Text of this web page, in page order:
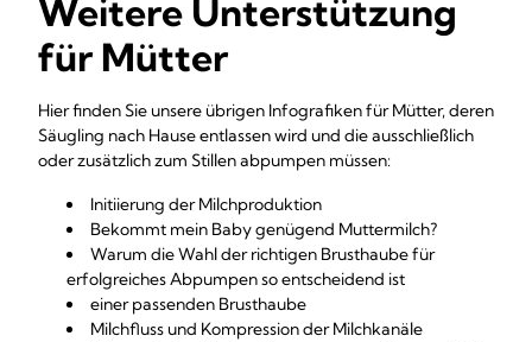
Weitere Unterstützung
für Mütter
Hier finden Sie unsere übrigen Infografiken für Mütter, deren
Säugling nach Hause entlassen wird und die ausschließlich
oder zusätzlich zum Stillen abpumpen müssen:
Initiierung der Milchproduktion
Bekommt mein Baby genügend Muttermilch?
Warum die Wahl der richtigen Brusthaube für
erfolgreiches Abpumpen so entscheidend ist
einer passenden Brusthaube
Milchfluss und Kompression der Milchkanäle